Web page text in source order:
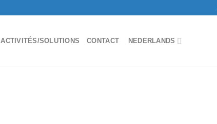
ACTIVITÉS/SOLUTIONS CONTACT NEDERLANDS